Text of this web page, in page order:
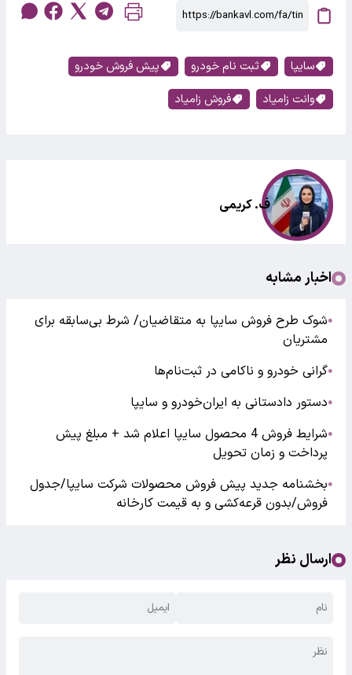
سایپا ثبت نام خودرو
پیش فروش خودرو
وانت زامیاد
فروش زامیاد
ف. کریمی
اخبار مشابه
●شوک طرح فروش سایپا به متقاضیان/ شرط بی‌سابقه برای
مشتریان
●گرانی خودرو و ناکامی در ثبت‌نام‌ها
●دستور دادستانی به ایران‌خودرو و سایپا
●
شرایط فروش 4 محصول سایپا اعلام شد + مبلغ پیش
پرداخت و زمان تحویل
●بخشنامه جدید پیش فروش محصولات شرکت سایپا/جدول
فروش/بدون قرعه‌کشی و به قیمت کارخانه
ارسال نظر